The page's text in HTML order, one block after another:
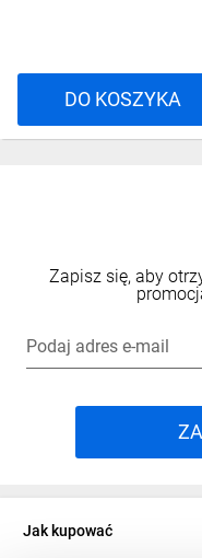
DO KOSZYKA
Zapisz się, aby
Podaj adres e-mail
Jak kupować